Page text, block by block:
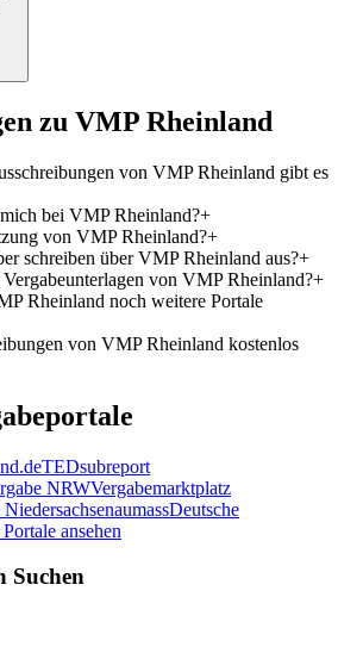
zu VMP Rheinland
von VMP Rheinland gibt es
bei VMP Rheinland?+
von VMP Rheinland?+
schreiben über VMP Rheinland aus?+
von VMP Rheinland?+
Rheinland noch weitere Portale
von VMP Rheinland kostenlos
TEDsubreport
NRWVergabemarktplatz
aumassDeutsche
ansehen
Suchen